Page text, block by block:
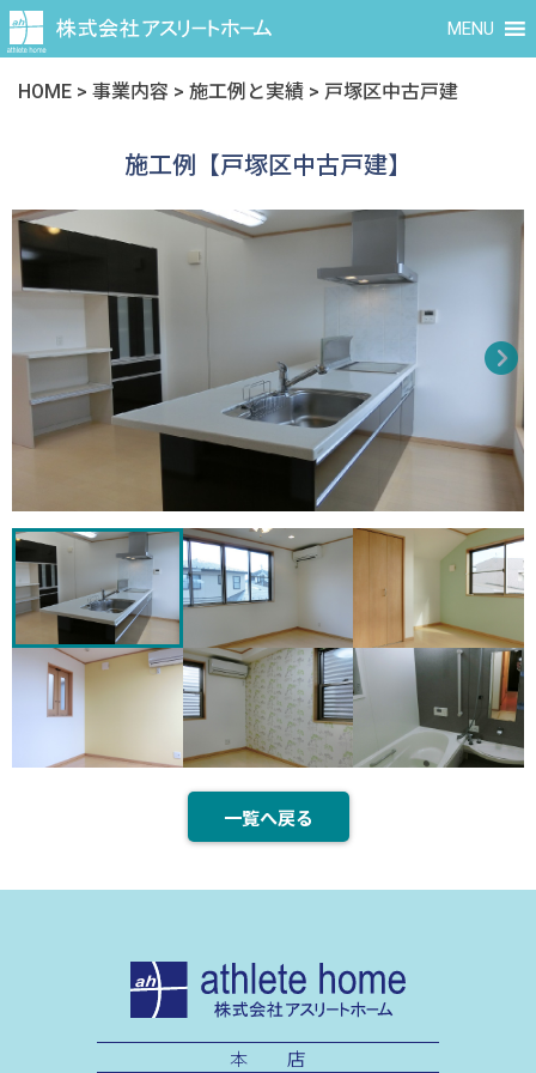
MENU
HOME > 事業内容 > 施工例と実績 > 戸塚区中古戸建
施工例【戸塚区中古戸建】
一覧へ戻る
本 店